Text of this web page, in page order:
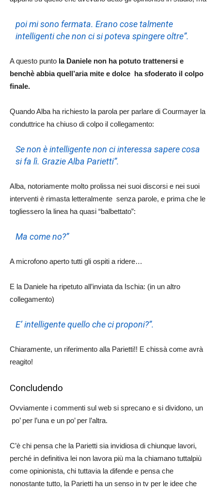
poi mi sono fermata. Erano cose talmente
intelligenti che non ci si poteva spingere oltre”.
A questo punto la Daniele non ha potuto trattenersi e
benchè abbia quell’aria mite e dolce ha sfoderato il colpo
finale.
Quando Alba ha richiesto la parola per parlare di Courmayer la
conduttrice ha chiuso di colpo il collegamento:
Se non è intelligente non ci interessa sapere cosa
si fa lì. Grazie Alba Parietti”.
Alba, notoriamente molto prolissa nei suoi discorsi e nei suoi
interventi è rimasta letteralmente senza parole, e prima che le
togliessero la linea ha quasi “balbettato”:
Ma come no?”
A microfono aperto tutti gli ospiti a ridere…
E la Daniele ha ripetuto all’inviata da Ischia: (in un altro
collegamento)
E’ intelligente quello che ci proponi?”.
Chiaramente, un riferimento alla Parietti!! E chissà come avrà
reagito!
Concludendo
Ovviamente i commenti sul web si sprecano e si dividono, un
po’ per l’una e un po’ per l’altra.
C’è chi pensa che la Parietti sia invidiosa di chiunque lavori,
perché in definitiva lei non lavora più ma la chiamano tuttalpiù
come opinionista, chi tuttavia la difende e pensa che
nonostante tutto, la Parietti ha un senso in tv per le idee che